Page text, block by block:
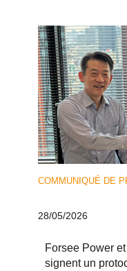
COMMUNIQUÉ DE
28/05/2026
Forsee Power
signent un